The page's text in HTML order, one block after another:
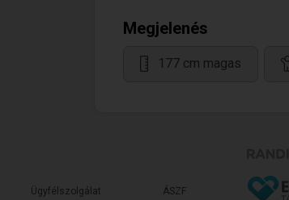
Megjelenés
177 cm magas
Ügyfélszolgálat ÁSZF